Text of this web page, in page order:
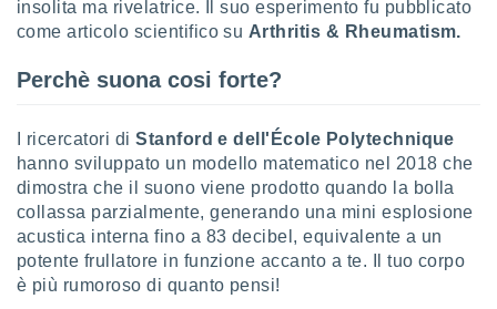
profili
degli
dei
il
o la
di
insolita ma rivelatrice. Il suo esperimento fu pubblicato
come articolo scientifico su Arthritis & Rheumatism.
Perchè suona cosi forte?
I ricercatori diStanford e dell'École Polytechnique
hanno sviluppato un modello matematico nel 2018 che
dimostra che il suono viene prodotto quando la bolla
collassa parzialmente, generando una mini esplosione
acustica interna fino a 83 decibel, equivalente a un
potente frullatore in funzione accanto a te. Il tuo corpo
è più rumoroso di quanto pensi!